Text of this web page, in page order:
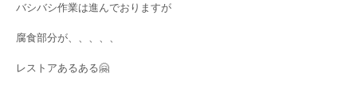
バシバシ作業は進んでおりますが
腐食部分が、、、、、
レストアあるある🤗